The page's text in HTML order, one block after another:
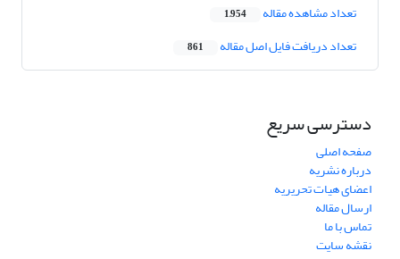
تعداد مشاهده مقاله 1,954
تعداد دریافت فایل اصل مقاله 861
دسترسی سریع
صفحه اصلی
درباره نشریه
اعضای هیات تحریریه
ارسال مقاله
تماس با ما
نقشه سایت